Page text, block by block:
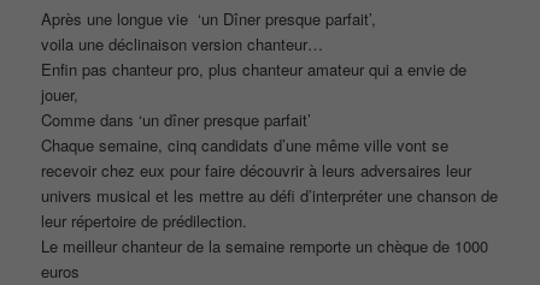
Après une longue vie ‘un Dîner presque parfait’,
voila une déclinaison version chanteur…
Enfin pas chanteur pro, plus chanteur amateur qui a envie de
jouer,
Comme dans ‘un dîner presque parfait’
Chaque semaine, cinq candidats d’une même ville vont se
recevoir chez eux pour faire découvrir à leurs adversaires leur
univers musical et les mettre au défi d’interpréter une chanson de
leur répertoire de prédilection.
Le meilleur chanteur de la semaine remporte un chèque de 1000
euros